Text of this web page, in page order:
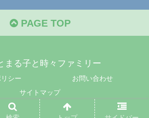
PAGE TOP
まる子と時々ファミリー
シー
お問い合わせ
サイトマップ
女王とまる子と時々ファミリー.